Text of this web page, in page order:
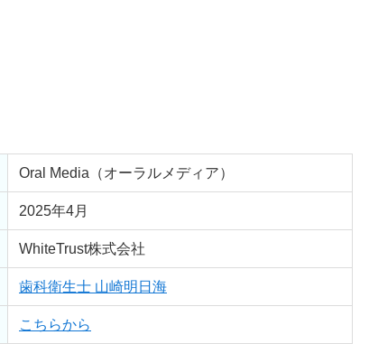
Oral Media（オーラルメディア）
2025年4月
WhiteTrust株式会社
歯科衛生士 山崎明日海
こちらから